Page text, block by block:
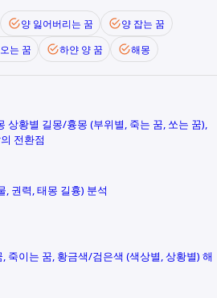
양 잃어버리는 꿈
양 잡는 꿈
는 꿈 하얀 양 꿈 해몽
상황별 길몽/흉몽 (부위별, 죽는 꿈, 쏘는 꿈),
전환점
, 권력, 태몽 길흉) 분석
죽이는 꿈, 황금색/검은색 (색상별, 상황별) 해